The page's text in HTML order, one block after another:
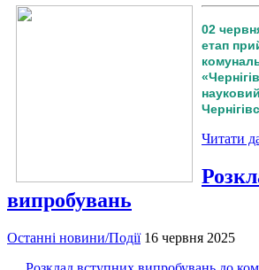
02
етап
Читати
випробувань
Останні новини/Події 16 червня 2025